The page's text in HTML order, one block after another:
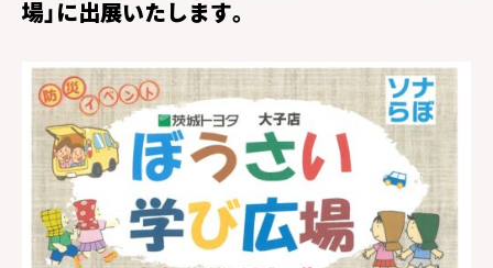
場」に出展いたします。